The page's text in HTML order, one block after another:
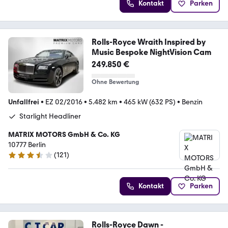
Kontakt Parken
Rolls-Royce Wraith Inspired by
Music Bespoke NightVision Cam
249.850 €
Ohne Bewertung
Unfallfrei • EZ 02/2016• 5.482 km • 465 kW (632 PS) • Benzin
Starlight Headliner
MATRIX MOTORS GmbH & Co. KG
10777 Berlin
3.3 Sterne
(121)
Kontakt Parken
Rolls-Royce Dawn -